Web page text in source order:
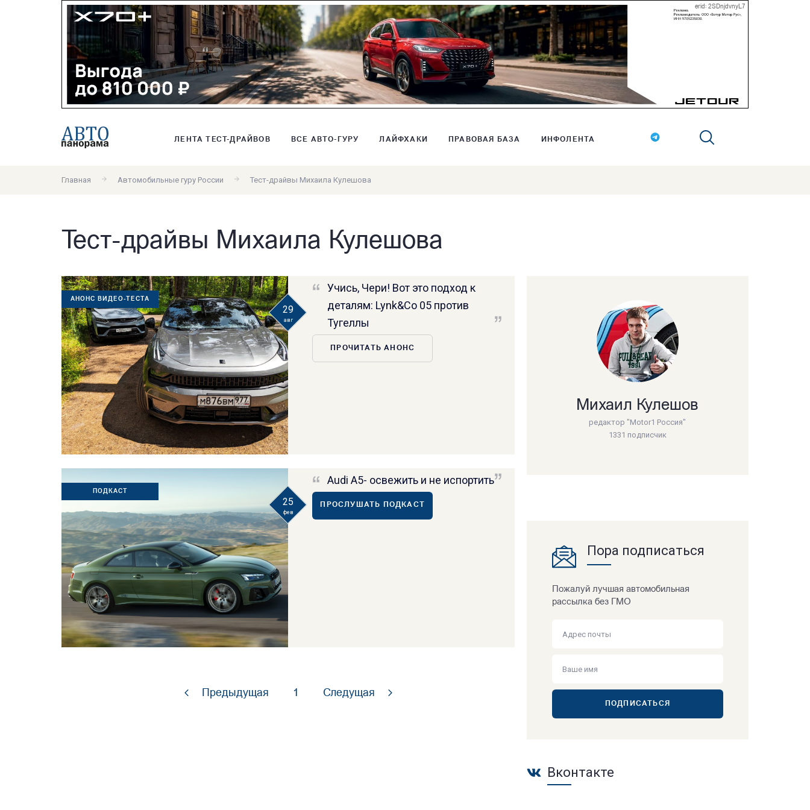
erid: 2SDnjdvnyL7
ЛЕНТА ТЕСТ-ДРАЙВОВ ВСЕ АВТО-ГУРУ ЛАЙФХАКИ ПРАВОВАЯ БАЗА ИНФОЛЕНТА
Главная Автомобильные гуру России Тест-драйвы Михаила Кулешова
Тест-драйвы Михаила Кулешова
АНОНС ВИДЕО-ТЕСТА
29
авг
Учись, Чери! Вот это подход к
деталям: Lynk&Co 05 против
Тугеллы
ПРОЧИТАТЬ АНОНС
ПОДКАСТ
25
фев
Audi A5- освежить и не испортить
ПРОСЛУШАТЬ ПОДКАСТ
Предыдущая 1 Следущая
Михаил Кулешов
редактор "Motor1 Россия"
1331 подписчик
Пора подписаться
Пожалуй лучшая автомобильная
рассылка без ГМО
ПОДПИСАТЬСЯ
Вконтакте